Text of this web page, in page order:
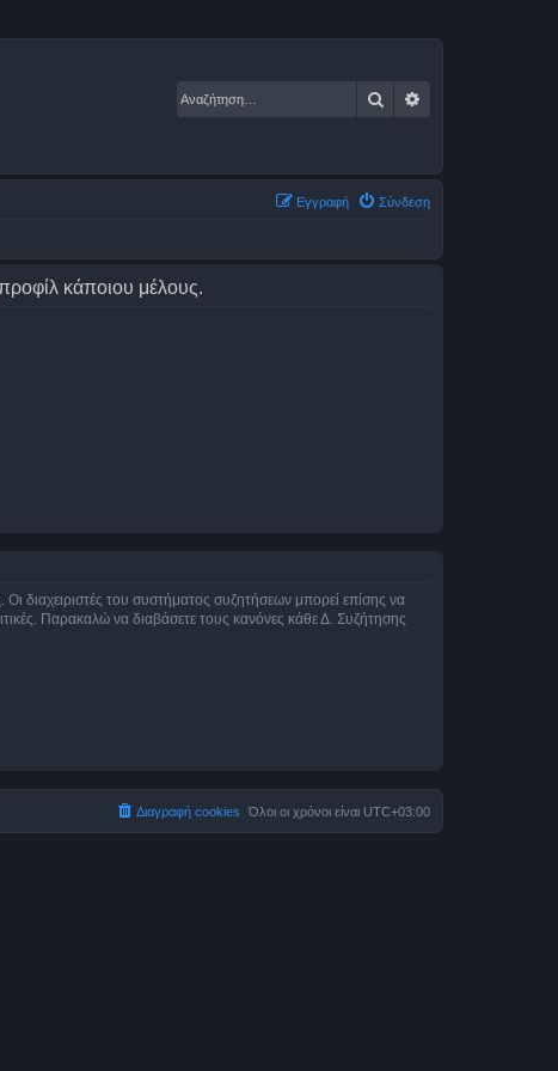
Αναζήτηση
Σύνδεση
Εγγραφή
κάποιου μέλους.
διαχειριστές του συστήματος συζητήσεων μπορεί επίσης να
Παρακαλώ να διαβάσετε τους κανόνες κάθε Δ. Συζήτησης
Όλοι οι χρόνοι είναι UTC+03:00
Διαγραφή cookies